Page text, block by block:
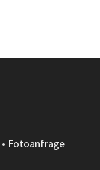
• Fotoanfrage